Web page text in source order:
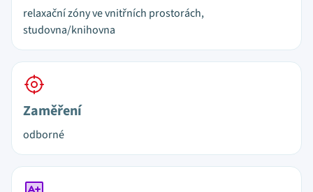
relaxační zóny ve vnitřních prostorách,
studovna/knihovna
Zaměření
odborné